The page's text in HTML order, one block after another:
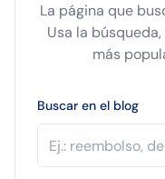
La página que
Usa la
más
Buscar en el blog